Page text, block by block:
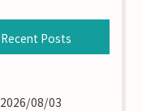
Recent Posts
2026/08/03